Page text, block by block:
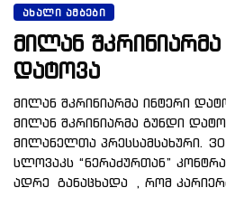
ᲐᲮᲐᲚᲘ ᲐᲛᲑᲔᲑᲘ
მილან
დატოვა
მილან შკრინიარმა ინტერი
მილან შკრინიარმა გუნდი
მილანელთა პრესსამსახური.
სლოვაკს “ნერაძურთან”
ადრე განაცხადა , რომ